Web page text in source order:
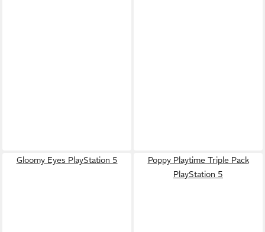
Gloomy Eyes PlayStation 5
Poppy Playtime Triple Pack
PlayStation 5